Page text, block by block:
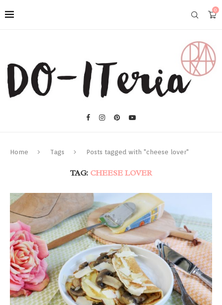
0
Home Tags Posts tagged with "cheese lover"
TAG: CHEESE LOVER